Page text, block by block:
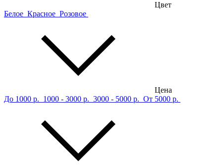
Цвет
Белое Красное Розовое
Цена
До 1000 р. 1000 - 3000 р. 3000 - 5000 р. От 5000 р.